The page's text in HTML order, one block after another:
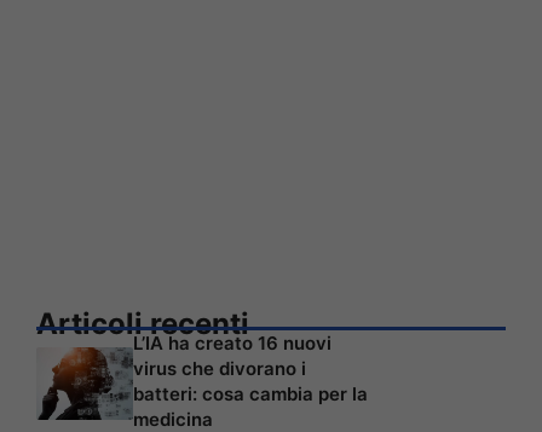
Articoli recenti
L’IA ha creato 16 nuovi
virus che divorano i
batteri: cosa cambia per la
medicina